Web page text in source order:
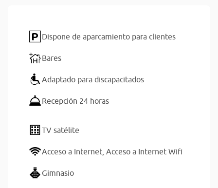
Dispone de aparcamiento para clientes
Bares
Adaptado para discapacitados
Recepción 24 horas
TV satélite
Acceso a Internet, Acceso a Internet Wifi
Gimnasio